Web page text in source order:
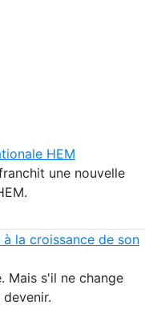
HEM
une nouvelle
la croissance de son
Mais s'il ne change